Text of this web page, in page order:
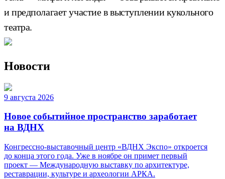
и предполагает участие в выступлении кукольного
театра.
Новости
9 августа 2026
Новое событийное пространство заработает
на ВДНХ
Конгрессно-выставочный центр «ВДНХ Экспо» откроется
до конца этого года. Уже в ноябре он примет первый
проект — Международную выставку по архитектуре,
реставрации, культуре и археологии АРКА.